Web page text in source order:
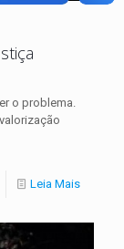
o problema.
Leia Mais